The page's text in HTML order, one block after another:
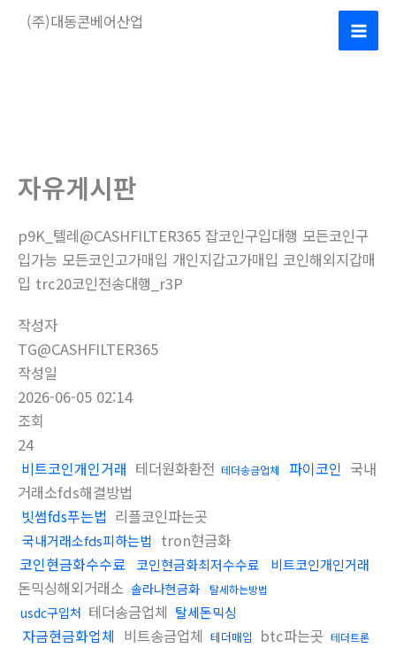
(주)대동콘베어산업
Main
자유게시판
p9K_텔레@CASHFILTER365 잡코인구입대행 모든코인구
입가능 모든코인고가매입 개인지갑고가매입 코인해외지갑매
입 trc20코인전송대행_r3P
작성자
TG@CASHFILTER365
작성일
2026-06-05 02:14
조회
24
비트코인개인거래 테더원화환전 테더송금업체 파이코인 국내
거래소fds해결방법
빗썸fds푸는법 리플코인파는곳
국내거래소fds피하는법 tron현금화
코인현금화수수료
코인현금화최저수수료 비트코인개인거래
돈믹싱해외거래소 솔라나현금화 탈세하는방법
usdc구입처 테더송금업체 탈세돈믹싱
자금현금화업체 비트송금업체 테더매입 btc파는곳 테더트론